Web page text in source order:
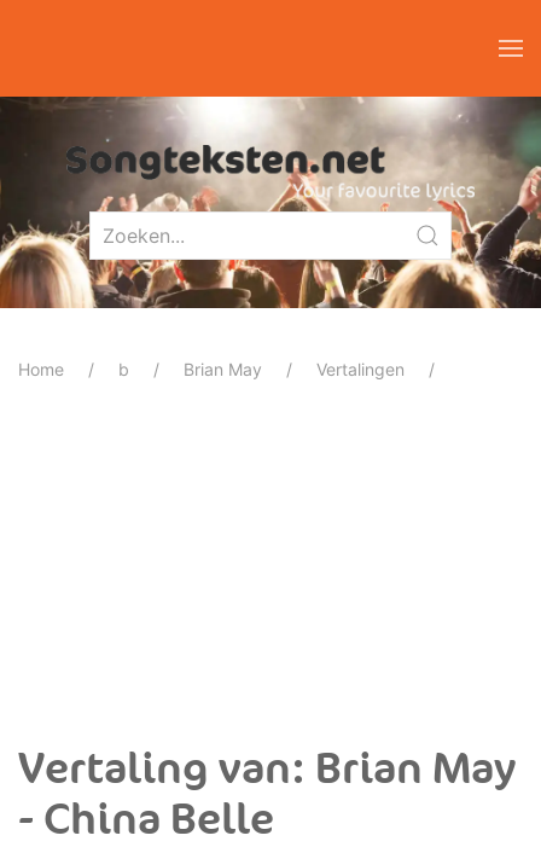
Home b Brian May Vertalingen
Vertaling van: Brian May
- China Belle